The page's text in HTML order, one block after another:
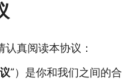
真阅读本协议：
”）是你和我们之间的合